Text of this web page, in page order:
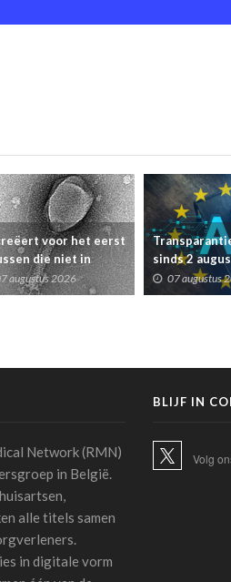
voor het eerst
die niet in
voorkomen
augustus 2026
sinds 2
veranderde
07 augustus
Network (RMN)
in België.
alle titels samen
in digitale vorm
BLIJF IN
Volg